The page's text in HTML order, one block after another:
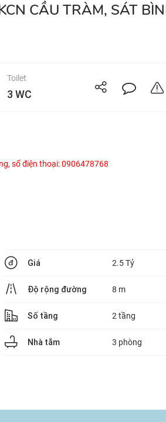
Toilet
3 WC
số điện thoại: 0906478768
Giá 2.5 Tỷ
Độ rộng đường 8 m
Số tầng 2 tầng
Nhà tắm 3 phòng